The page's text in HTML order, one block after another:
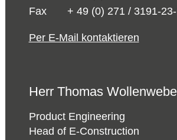
Fax
+ 49 (0) 271 / 3191-
Per E-Mail kontaktieren
Herr Thomas
Product Engineering
Head of E-Construction